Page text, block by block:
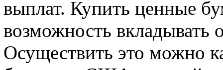
выплат. Купить ценные
возможность вкладывать
Осуществить это можно